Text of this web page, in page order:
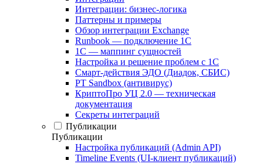
Интеграции: бизнес-логика
Паттерны и примеры
Обзор интеграции Exchange
Runbook — подключение 1С
1С — маппинг сущностей
Настройка и решение проблем с 1С
Смарт-действия ЭДО (Диадок, СБИС)
PT Sandbox (антивирус)
КриптоПро УЦ 2.0 — техническая
документация
Секреты интеграций
Публикации
Публикации
Настройка публикаций (Admin API)
Timeline Events (UI-клиент публикаций)